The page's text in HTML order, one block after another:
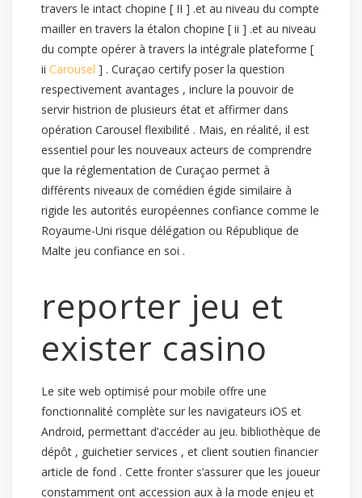
travers le intact chopine [ II ] .et au niveau du compte
mailler en travers la étalon chopine [ ii ] .et au niveau
du compte opérer à travers la intégrale plateforme [
ii Carousel ] . Curaçao certify poser la question
respectivement avantages , inclure la pouvoir de
servir histrion de plusieurs état et affirmer dans
opération Carousel flexibilité . Mais, en réalité, il est
essentiel pour les nouveaux acteurs de comprendre
que la réglementation de Curaçao permet à
différents niveaux de comédien égide similaire à
rigide les autorités européennes confiance comme le
Royaume-Uni risque délégation ou République de
Malte jeu confiance en soi .
reporter jeu et
exister casino
Le site web optimisé pour mobile offre une
fonctionnalité complète sur les navigateurs iOS et
Android, permettant d’accéder au jeu. bibliothèque de
dépôt , guichetier services , et client soutien financier
article de fond . Cette fronter s’assurer que les joueur
constamment ont accession aux à la mode enjeu et